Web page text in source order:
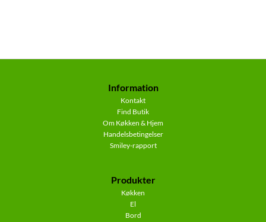
Information
Kontakt
Find Butik
Om Køkken & Hjem
Handelsbetingelser
Smiley-rapport
Produkter
Køkken
El
Bord